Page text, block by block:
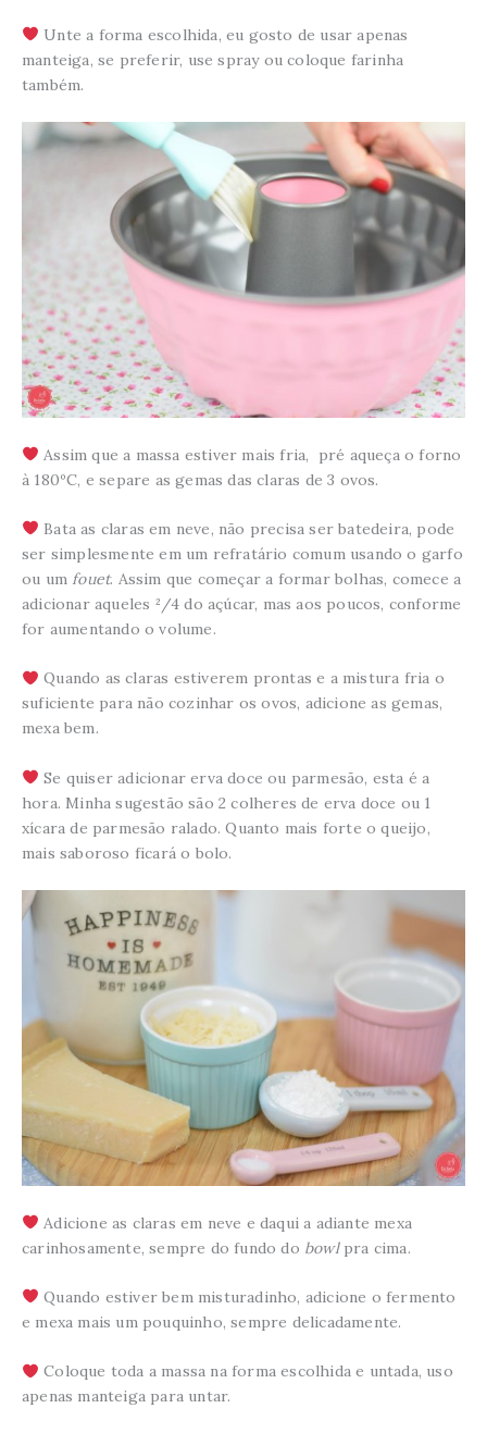
Unte a forma escolhida, eu gosto de usar apenas
manteiga, se preferir, use spray ou coloque farinha
também.
Assim que a massa estiver mais fria, pré aqueça o forno
à 180ºC, e separe as gemas das claras de 3 ovos.
Bata as claras em neve, não precisa ser batedeira, pode
ser simplesmente em um refratário comum usando o garfo
ou um fouet. Assim que começar a formar bolhas, comece a
adicionar aqueles ²/4 do açúcar, mas aos poucos, conforme
for aumentando o volume.
Quando as claras estiverem prontas e a mistura fria o
suficiente para não cozinhar os ovos, adicione as gemas,
mexa bem.
Se quiser adicionar erva doce ou parmesão, esta é a
hora. Minha sugestão são 2 colheres de erva doce ou 1
xícara de parmesão ralado. Quanto mais forte o queijo,
mais saboroso ficará o bolo.
Adicione as claras em neve e daqui a adiante mexa
carinhosamente, sempre do fundo do bowlpra cima.
Quando estiver bem misturadinho, adicione o fermento
e mexa mais um pouquinho, sempre delicadamente.
Coloque toda a massa na forma escolhida e untada, uso
apenas manteiga para untar.